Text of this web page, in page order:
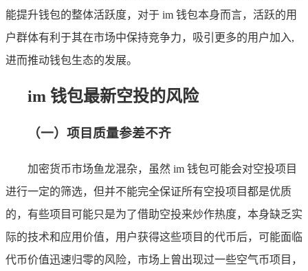
能提升钱包的整体活跃度，对于 im 钱包本身而言，活跃的用
户群体有利于其在市场中保持竞争力，吸引更多的用户加入,
进而推动钱包生态的发展。
im 钱包最新空投的风险
（一）项目质量参差不齐
加密货币市场鱼龙混杂，虽然 im 钱包可能会对空投项目
进行一定的筛选，但并不能完全保证所有空投项目都是优质
的，有些项目可能只是为了借助空投来炒作热度，本身缺乏实
际的技术和应用价值，用户获得这些项目的代币后，可能面临
代币价值迅速归零的风险，市场上曾出现过一些空气币项目，